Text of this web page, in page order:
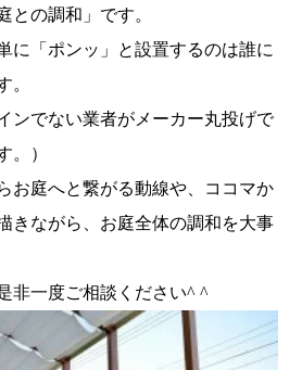
との調和」です。
に「ポンッ」と設置するのは誰に
。
ンでない業者がメーカー丸投げで
。）
お庭へと繋がる動線や、ココマか
きながら、お庭全体の調和を大事
非一度ご相談ください^ ^